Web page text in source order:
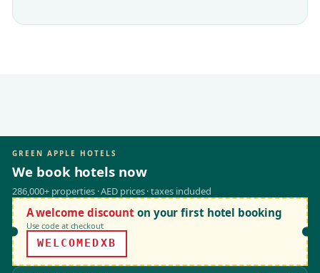
GREEN APPLE HOTELS
We book hotels now
286,000+ properties · AED prices · taxes included
A welcome discount on your first hotel booking
Use code at checkout
WELCOMEDXB